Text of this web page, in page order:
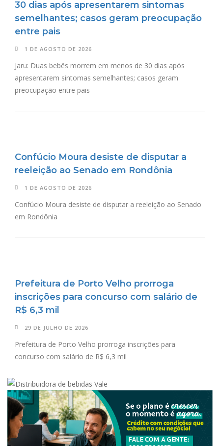
30 dias após apresentarem sintomas
semelhantes; casos geram preocupação
entre pais
1 DE AGOSTO DE 2026
Jaru: Duas bebês morrem em menos de 30 dias após
apresentarem sintomas semelhantes; casos geram
preocupação entre pais
Confúcio Moura desiste de disputar a
reeleição ao Senado em Rondônia
1 DE AGOSTO DE 2026
Confúcio Moura desiste de disputar a reeleição ao Senado
em Rondônia
Prefeitura de Porto Velho prorroga
inscrições para concurso com salário de
R$ 6,3 mil
29 DE JULHO DE 2026
Prefeitura de Porto Velho prorroga inscrições para
concurso com salário de R$ 6,3 mil